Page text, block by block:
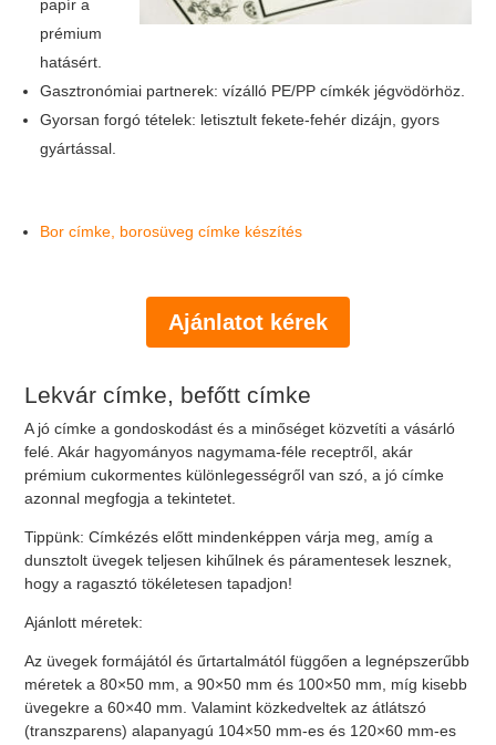
papír a
prémium
hatásért.
Gasztronómiai partnerek: vízálló PE/PP címkék jégvödörhöz.
Gyorsan forgó tételek: letisztult fekete-fehér dizájn, gyors
gyártással.
Bor címke, borosüveg címke készítés
Ajánlatot kérek
Lekvár címke, befőtt címke
A jó címke a gondoskodást és a minőséget közvetíti a vásárló
felé. Akár hagyományos nagymama-féle receptről, akár
prémium cukormentes különlegességről van szó, a jó címke
azonnal megfogja a tekintetet.
Tippünk: Címkézés előtt mindenképpen várja meg, amíg a
dunsztolt üvegek teljesen kihűlnek és páramentesek lesznek,
hogy a ragasztó tökéletesen tapadjon!
Ajánlott méretek:
Az üvegek formájától és űrtartalmától függően a legnépszerűbb
méretek a 80×50 mm, a 90×50 mm és 100×50 mm, míg kisebb
üvegekre a 60×40 mm. Valamint közkedveltek az átlátszó
(transzparens) alapanyagú 104×50 mm-es és 120×60 mm-es